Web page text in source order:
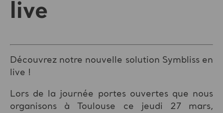
live
Découvrez notre nouvelle solution Symbliss en
live !
Lors de la journée portes ouvertes que nous
organisons à Toulouse ce jeudi 27 mars,